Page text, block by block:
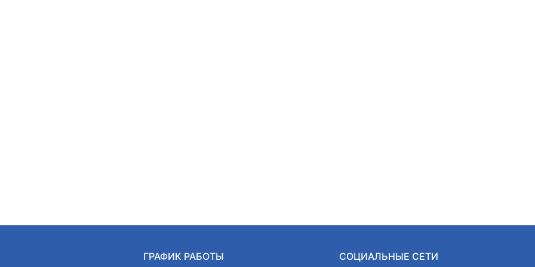
ГРАФИК РАБОТЫ СОЦИАЛЬНЫЕ СЕТИ